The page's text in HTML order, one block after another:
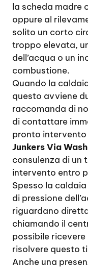
la scheda madre
oppure al
solito un corto
troppo elevata,
dell’acqua o un
combustione.
Quando la
questo avviene
raccomanda di
di contattare
pronto intervento
Junkers Via
consulenza di un
intervento entro
Spesso la
di pressione
riguardano
chiamando il
possibile
risolvere questo
Anche una